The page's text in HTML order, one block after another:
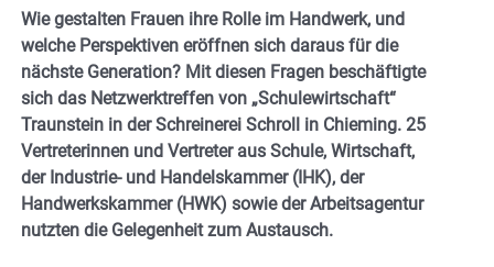
Wie gestalten Frauen ihre Rolle im Handwerk, und
welche Perspektiven eröffnen sich daraus für die
nächste Generation? Mit diesen Fragen beschäftigte
sich das Netzwerktreffen von „Schulewirtschaft“
Traunstein in der Schreinerei Schroll in Chieming. 25
Vertreterinnen und Vertreter aus Schule, Wirtschaft,
der Industrie- und Handelskammer (IHK), der
Handwerkskammer (HWK) sowie der Arbeitsagentur
nutzten die Gelegenheit zum Austausch.